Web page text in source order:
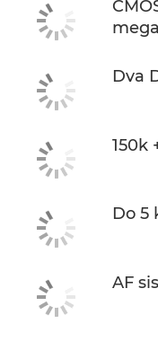
Dva
150k
Do 5
AF